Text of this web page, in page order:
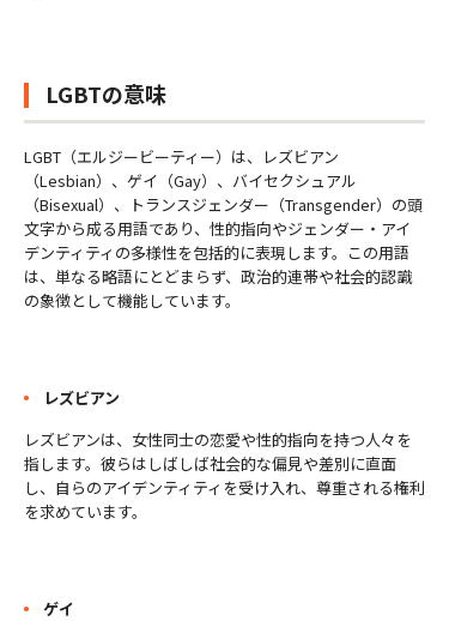
LGBTの意味
LGBT（エルジービーティー）は、レズビアン
（Lesbian）、ゲイ（Gay）、バイセクシュアル
（Bisexual）、トランスジェンダー（Transgender）の頭
文字から成る用語であり、性的指向やジェンダー・アイ
デンティティの多様性を包括的に表現します。この用語
は、単なる略語にとどまらず、政治的連帯や社会的認識
の象徴として機能しています。
レズビアン
レズビアンは、女性同士の恋愛や性的指向を持つ人々を
指します。彼らはしばしば社会的な偏見や差別に直面
し、自らのアイデンティティを受け入れ、尊重される権利
を求めています。
ゲイ